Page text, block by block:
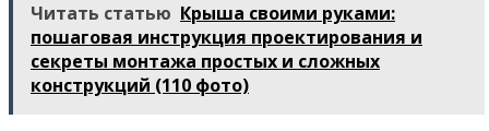
Читать статью Крыша своими руками:
пошаговая инструкция проектирования и
секреты монтажа простых и сложных
конструкций (110 фото)